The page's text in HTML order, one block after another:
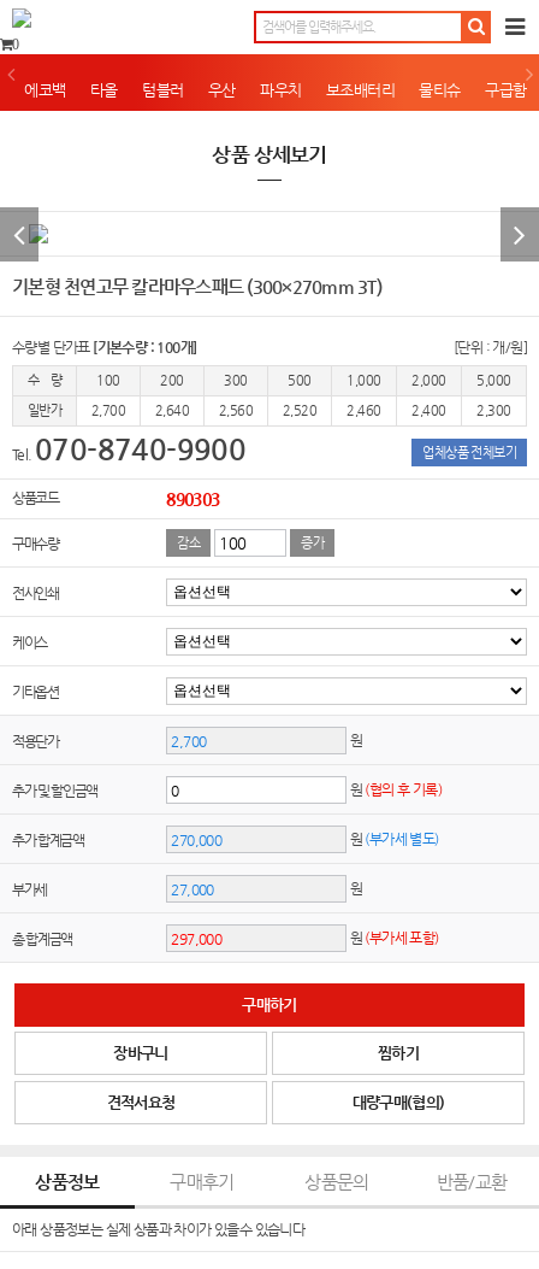
0
에코백 타올 텀블러 우산 파우치 보조배터리 물티슈 구급함
상품 상세보기
기본형 천연고무 칼라마우스패드 (300×270mm 3T)
수량별 단가표 [기본수량 : 100개] [단위 : 개/원]
수 량 100 200 300 500 1,000 2,000
5,000
일반가
2,700 2,640 2,560 2,520 2,460 2,400 2,300
Tel. 070-8740-9900 업체상품 전체보기
상품코드 890303
구매수량 감소 증가
전사인쇄
케이스
기타옵션
적용단가 원
추가 및 할인금액 원 (협의 후 기록)
추가 합계금액 원 (부가세 별도)
부가세 원
총 합계금액 원 (부가세 포함)
구매하기
장바구니 찜하기
견적서요청 대량구매(협의)
상품정보 구매후기 상품문의 반품/교환
아래 상품정보는 실제 상품과 차이가 있을수 있습니다